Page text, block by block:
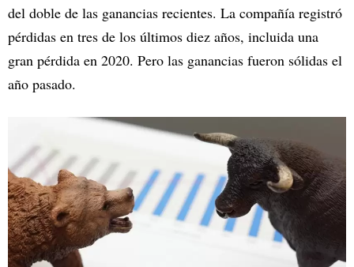
del doble de las ganancias recientes. La compañía registró
pérdidas en tres de los últimos diez años, incluida una
gran pérdida en 2020. Pero las ganancias fueron sólidas el
año pasado.